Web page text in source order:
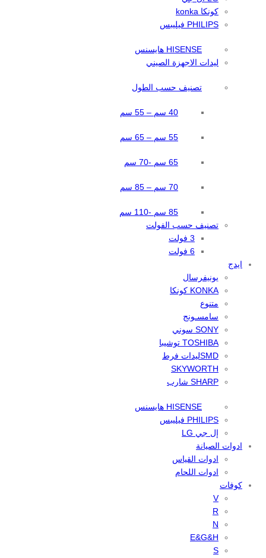
كونكا konka
PHILIPS فيليبس
HISENSE هايسنس
ليدات الاجهزة الصيني
تصنيف حسب الطول
40 سم – 55 سم
55 سم – 65 سم
65 سم -70 سم
70 سم – 85 سم
85 سم -110 سم
تصنيف حسب الفولت
3 فولت
6 فولت
ايدج
يونيفرسال
KONKA كونكا
متنوع
سامسـونج
SONY سوني
TOSHIBA توشيبا
SMDليدات فرط
SKYWORTH
SHARP شارب
HISENSE هايسنس
PHILIPS فيليبس
إل جي LG
ادوات الصيانة
ادوات القياس
ادوات اللحام
كوفات
V
R
N
E&G&H
S